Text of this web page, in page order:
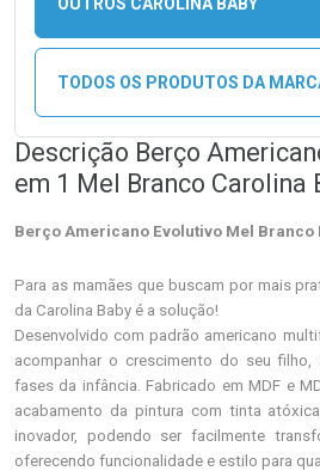
TODOS OS PRODUTOS DA
Descrição Berço
em 1 Mel Branco Carolina
Berço Americano Evolutivo Mel
Para as mamães que buscam por mais
da Carolina Baby é a solução!
Desenvolvido com padrão americano
acompanhar o crescimento do seu
fases da infância. Fabricado em MDF e
acabamento da pintura com tinta
inovador, podendo ser facilmente
oferecendo funcionalidade e estilo para